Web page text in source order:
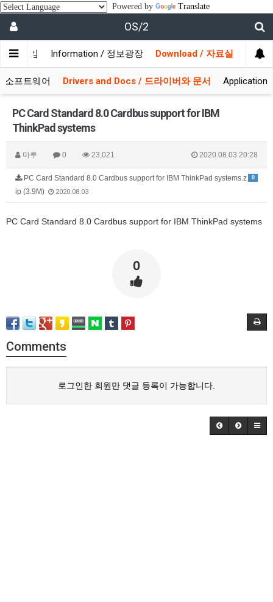
Powered by Translate
OS/2
자모임 Information / 정보광장 Download / 자료실
소프트웨어 Drivers and Docs / 드라이버와 문서
PC Card Standard 8.0 Cardbus support for IBM
ThinkPad systems
마루 0 23,021 2020.08.03 20:28
0
PC Card Standard 8.0 Cardbus support for IBM ThinkPad systems.z
ip (3.9M)
2020.08.03
PC Card Standard 8.0 Cardbus support for IBM ThinkPad systems
0
Comments
로그인한 회원만 댓글 등록이 가능합니다.